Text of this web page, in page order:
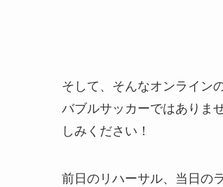
そして、そんなオンライン
バブルサッカーではありま
しみください！
前日のリハーサル、当日の